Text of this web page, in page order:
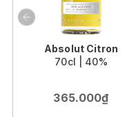
Absolut Citron
70cl | 40%
365.000₫